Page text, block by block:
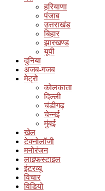
हरियाणा
पंजाब
उत्तराखंड
बिहार
झारखण्ड
यूपी
दुनिया
अजब-गजब
मेट्रो
कोलकाता
दिल्ली
चंडीगढ़
चेन्नई
मुंबई
खेल
टेक्नोलॉजी
मनोरंजन
लाइफस्टाइल
इंटरव्यू
विचार
विडियो